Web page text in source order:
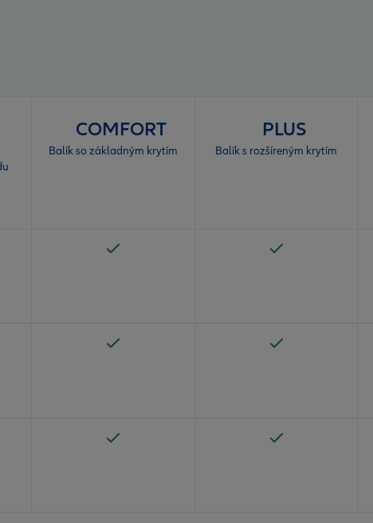
COMFORT
Balík so základným krytím
PLUS
Balík s rozšíreným krytím